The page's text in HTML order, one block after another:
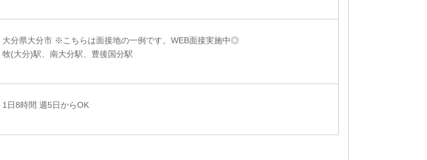
大分県大分市 ※こちらは面接地の一例です。WEB面接実施中◎
牧(大分)駅、南大分駅、豊後国分駅
1日8時間 週5日からOK